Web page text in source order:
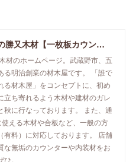
東京・吉祥寺の勝又木材【一枚板カウンター】
材のホームページ。武蔵野市、五
る明治創業の材木屋です。 「誰で
る材木屋」をコンセプトに、初め
立ち寄れるよう木材や建材のガレ
秋に行なっております。 また、通
える木材や合板など、一般の方
有料）に対応しております。 店舗
な無垢のカウンターや内装材をお
。